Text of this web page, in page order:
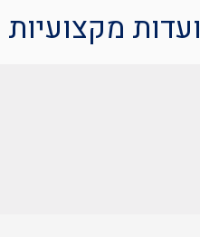
ועדות מקצועיות